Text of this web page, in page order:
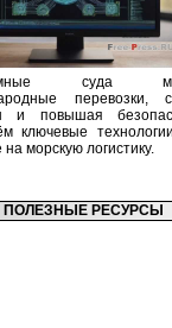
суда
перевозки,
и повышая
ключевые
морскую логистику.
ПОЛЕЗНЫЕ РЕСУРСЫ